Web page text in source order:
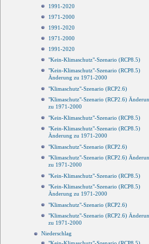
1991-2020
1971-2000
1991-2020
1971-2000
1991-2020
"Kein-Klimaschutz"-Szenario (RCP8.5)
"Kein-Klimaschutz"-Szenario (RCP8.5)
Änderung zu 1971-2000
"Klimaschutz"-Szenario (RCP2.6)
"Klimaschutz"-Szenario (RCP2.6)
zu 1971-2000
"Kein-Klimaschutz"-Szenario (RCP8.5)
"Kein-Klimaschutz"-Szenario (RCP8.5)
Änderung zu 1971-2000
"Klimaschutz"-Szenario (RCP2.6)
"Klimaschutz"-Szenario (RCP2.6)
zu 1971-2000
"Kein-Klimaschutz"-Szenario (RCP8.5)
"Kein-Klimaschutz"-Szenario (RCP8.5)
Änderung zu 1971-2000
"Klimaschutz"-Szenario (RCP2.6)
"Klimaschutz"-Szenario (RCP2.6)
zu 1971-2000
Niederschlag